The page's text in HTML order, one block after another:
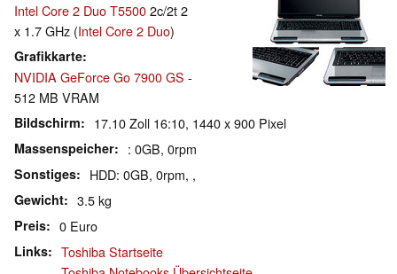
Intel Core 2 Duo T55002c/2t 2
x 1.7 GHz (Intel Core 2 Duo)
Grafikkarte
NVIDIA GeForce Go 7900 GS -
512 MB VRAM
Bildschirm 17.10 Zoll 16:10, 1440 x 900 Pixel
Massenspeicher : 0GB, 0rpm
Sonstiges HDD: 0GB, 0rpm, ,
Gewicht 3.5 kg
Preis 0 Euro
Links
Toshiba Startseite